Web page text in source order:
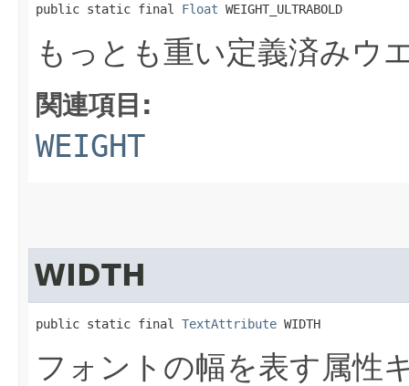
public static final Float WEIGHT_ULTRABOLD
もっとも重い定義済みウ
関連項目:
WEIGHT
WIDTH
public static final TextAttribute WIDTH
フォントの幅を表す属性